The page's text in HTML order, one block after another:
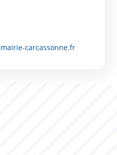
carcassonne.fr